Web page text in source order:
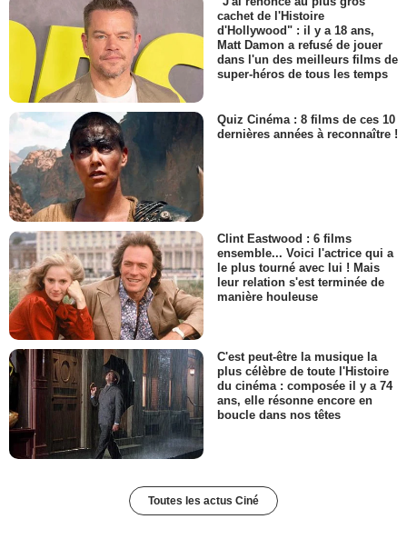
cachet de l'Histoire
d'Hollywood" : il y a 18 ans,
Matt Damon a refusé de jouer
dans l'un des meilleurs films de
super-héros de tous les temps
Quiz Cinéma : 8 films de ces 10
dernières années à reconnaître !
Clint Eastwood : 6 films
ensemble... Voici l'actrice qui a
le plus tourné avec lui ! Mais
leur relation s'est terminée de
manière houleuse
C'est peut-être la musique la
plus célèbre de toute l'Histoire
du cinéma : composée il y a 74
ans, elle résonne encore en
boucle dans nos têtes
Toutes les actus Ciné